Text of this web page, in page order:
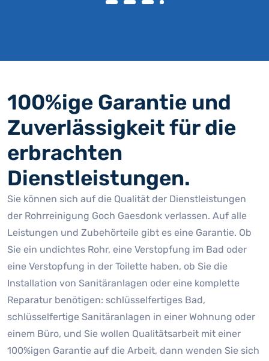
100%ige Garantie und
Zuverlässigkeit für die
erbrachten
Dienstleistungen.
Sie können sich auf die Qualität der Dienstleistungen
der Rohrreinigung Goch Gaesdonk verlassen. Auf alle
Leistungen und Zubehörteile gibt es eine Garantie. Ob
Sie ein undichtes Rohr, eine Verstopfung im Bad oder
eine Verstopfung in der Toilette haben, ob Sie die
Installation von Sanitäranlagen oder eine komplette
Reparatur benötigen: schlüsselfertiges Bad,
schlüsselfertige Sanitäranlagen in einer Wohnung oder
einem Büro, und Sie wollen Qualitätsarbeit mit einer
100%igen Garantie auf die Arbeit, dann wenden Sie sich